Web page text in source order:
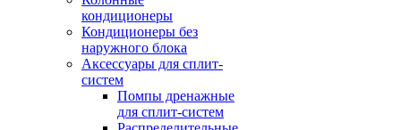
кондиционеры
Кондиционеры без
наружного блока
Аксессуары для сплит-
систем
Помпы дренажные
для сплит-систем